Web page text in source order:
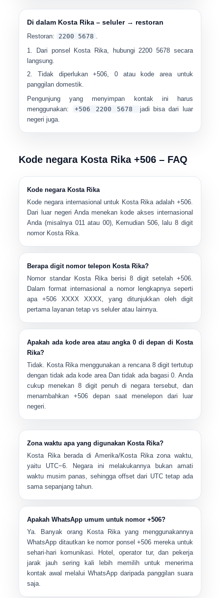
Di dalam Kosta Rika – seluler → restoran
Restoran: 2200 5678 .
Dari ponsel Kosta Rika, hubungi2200 5678secara
langsung.
Tidak diperlukan +506, 0 atau kode area untuk
panggilan domestik.
Pengunjung yang menyimpan kontak ini harus
menggunakan:
+506 2200 5678
jadi bisa dari luar
negeri juga.
Kode negara Kosta Rika +506 – FAQ
Kode negara Kosta Rika
Kode negara internasional untuk Kosta Rikaadalah +506.
Dari luar negeri Anda menekan kode akses internasional
Anda (misalnya 011atau 00), Kemudian 506, lalu 8 digit
nomor Kosta Rika.
Berapa digit nomor telepon Kosta Rika?
Nomor standar Kosta Rika berisi8 digitsetelah +506.
Dalam format internasional a nomor lengkapnya seperti
apa+506 XXXX XXXX, yang ditunjukkan oleh digit
pertama layanan tetap vs seluler atau lainnya.
Apakah ada kode area atau angka 0 di depan di Kosta
Rika?
Tidak. Kosta Rika menggunakan a rencana 8 digit tertutup
dengan tidak ada kode areaDantidak ada bagasi 0. Anda
cukup menekan 8 digit penuh di negara tersebut, dan
menambahkan +506 depan saat menelepon dari luar
negeri.
Zona waktu apa yang digunakan Kosta Rika?
Kosta Rika berada diAmerika/Kosta Rikazona waktu,
yaitu UTC−6. Negara ini melakukannya bukanamati
waktu musim panas, sehingga offset dari UTC tetap ada
sama sepanjang tahun.
Apakah WhatsApp umum untuk nomor +506?
Ya. Banyak orang Kosta Rika yang menggunakannya
WhatsApp ditautkan ke nomor ponsel +506 merekauntuk
sehari-hari komunikasi. Hotel, operator tur, dan pekerja
jarak jauh sering kali lebih memilih untuk menerima
kontak awal melalui WhatsApp daripada panggilan suara
saja.